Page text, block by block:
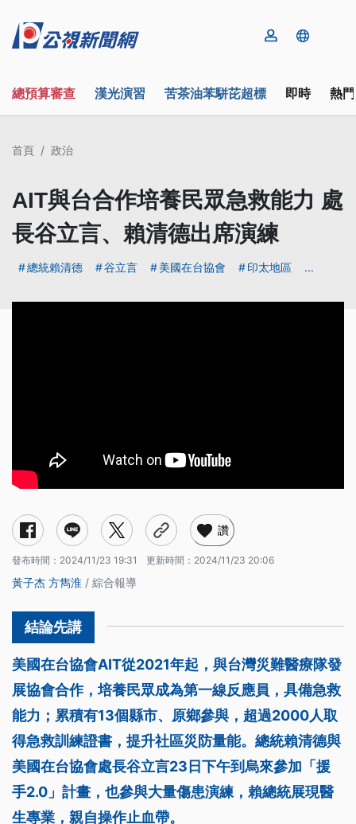
總預算審查 漢光演習 苦茶油苯駢芘超標 即時 熱
首頁 政治
AIT與台合作培養民眾急救能力 處
長谷立言、賴清德出席演練
總統賴清德 谷立言 美國在台協會 印太地區 ...
讚
發布時間： 2024/11/23 19:31 更新時間： 2024/11/23 20:06
黃子杰 方雋淮 / 綜合報導
美國在台協會AIT從2021年起，與台灣災難醫療隊發
展協會合作，培養民眾成為第一線反應員，具備急救
能力；累積有13個縣市、原鄉參與，超過2000人取
得急救訓練證書，提升社區災防量能。總統賴清德與
美國在台協會處長谷立言23日下午到烏來參加「援
手2.0」計畫，也參與大量傷患演練，賴總統展現醫
生專業，親自操作止血帶。